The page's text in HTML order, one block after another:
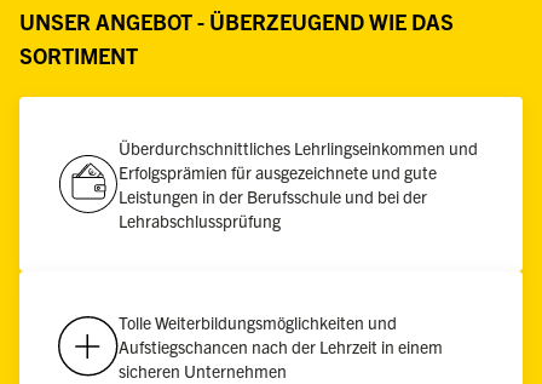
UNSER ANGEBOT - ÜBERZEUGEND WIE DAS
SORTIMENT
Überdurchschnittliches Lehrlingseinkommen und
Erfolgsprämien für ausgezeichnete und gute
Leistungen in der Berufsschule und bei der
Lehrabschlussprüfung
Tolle Weiterbildungsmöglichkeiten und
Aufstiegschancen nach der Lehrzeit in einem
sicheren Unternehmen